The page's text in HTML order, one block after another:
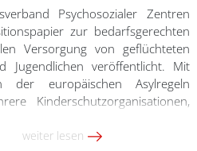
Psychosozialer Zentren
zur bedarfsgerechten
Versorgung von geflüchteten
Jugendlichen veröffentlicht. Mit
der europäischen Asylregeln
Kinderschutzorganisationen,
Zentren ihre Forderungen nach
weiter lesen